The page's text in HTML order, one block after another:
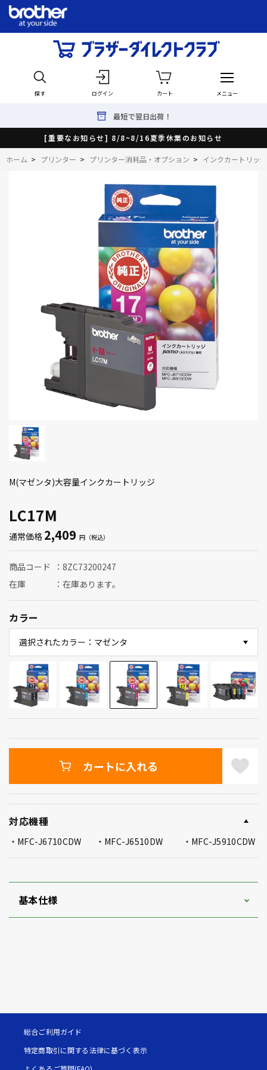
探す ログイン カート メニュー
最短で翌日出荷！
[重要なお知らせ] 8/8~8/16夏季休業のお知らせ
ホーム > プリンター > プリンター消耗品・オプション > インクカートリッジ
LC17M
M(マゼンタ)大容量インクカートリッジ
通常価格 2,409
商品コード
8ZC73200247
在庫
在庫あります。
カラー
選択されたカラー：マゼンタ
カートに入れる
対応機種
MFC-J6710CDW MFC-J6510DW MFC-J5910CDW
基本仕様
総合ご利用ガイド
特定商取引に関する法律に基づく表示